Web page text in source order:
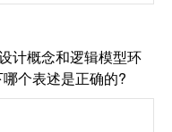
计概念和逻辑模型环
个表述是正确的?